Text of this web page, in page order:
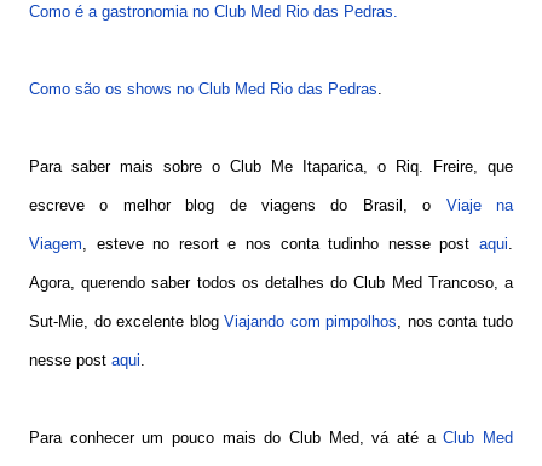
Como é a gastronomia no Club Med Rio das Pedras.
Como são os shows no Club Med Rio das Pedras.
Para saber mais sobre o Club Me Itaparica, o Riq. Freire, que
escreve o melhor blog de viagens do Brasil, o Viaje na
Viagem, esteve no resort e nos conta tudinho nesse post aqui.
Agora, querendo saber todos os detalhes do Club Med Trancoso, a
Sut-Mie, do excelente blogViajando com pimpolhos, nos conta tudo
nesse post aqui.
Para conhecer um pouco mais do Club Med, vá até aClub Med